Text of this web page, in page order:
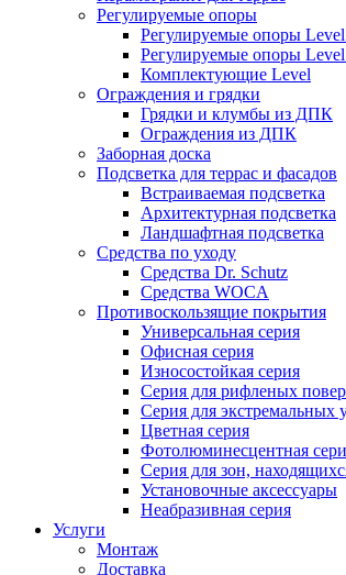
Регулируемые опоры
Регулируемые опоры
Регулируемые опоры
Комплектующие Level
Ограждения и грядки
Грядки и клумбы из ДПК
Ограждения из ДПК
Заборная доска
Подсветка для террас и фасадов
Встраиваемая подсветка
Архитектурная подсветка
Ландшафтная подсветка
Средства по уходу
Средства Dr. Schutz
Средства WOCA
Противоскользящие покрытия
Универсальная серия
Офисная серия
Износостойкая серия
Серия для рифленых
Серия для экстремальных
Цветная серия
Фотолюминесцентная
Серия для зон,
Установочные аксессуары
Неабразивная серия
Услуги
Монтаж
Доставка